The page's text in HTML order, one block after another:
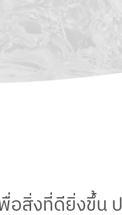
งที่ดียิ่งขึ้น ป